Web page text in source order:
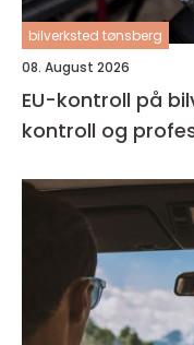
bilverksted tønsberg
08. August 2026
EU-kontroll på
kontroll og